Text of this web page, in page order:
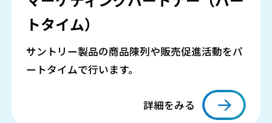
トタイム）
サントリー製品の商品陳列や販売促進活動をパ
ートタイムで行います。
詳細をみる